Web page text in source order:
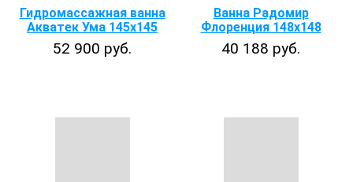
Гидромассажная ванна
Акватек Ума 145х145
52 900 руб.
Ванна Радомир
Флоренция 148x148
40 188 руб.